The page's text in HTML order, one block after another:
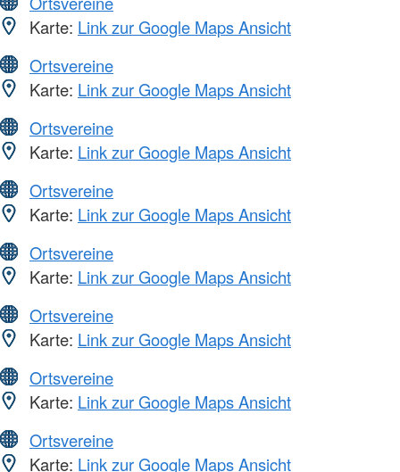
Karte: Link zur Google Maps Ansicht
Ortsvereine
Karte: Link zur Google Maps Ansicht
Ortsvereine
Karte: Link zur Google Maps Ansicht
Ortsvereine
Karte: Link zur Google Maps Ansicht
Ortsvereine
Karte: Link zur Google Maps Ansicht
Ortsvereine
Karte: Link zur Google Maps Ansicht
Ortsvereine
Karte: Link zur Google Maps Ansicht
Ortsvereine
Karte: Link zur Google Maps Ansicht